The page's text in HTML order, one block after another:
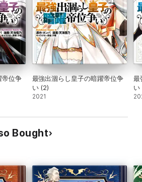
帝位争
最強出涸らし皇子の暗躍帝位争
い (2)
2021
最
Bought